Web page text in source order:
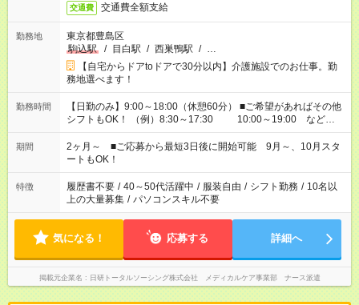
交通費 交通費全額支給
勤務地
東京都豊島区
駒込駅
/ 目白駅 / 西巣鴨駅 / …
【自宅からドアtoドアで30分以内】介護施設でのお仕事。勤
務地選べます！
勤務時間
【日勤のみ】9:00～18:00（休憩60分） ■ご希望があればその他
シフトもOK！ （例）8:30～17:30 10:00～19:00 など
「家族とお休みを合わせたい」 「できれば残業はしたくない」
など、あなたのご希望に沿ったお仕事をご紹介します！ ※Wワ
ーク希望の方へ 今ご覧のお仕事で希望する勤務時間と、もう1つ
のお仕事の勤務時間。 合計で週40時間を超える場合は応募でき
ません
期間
2ヶ月～ ■ご応募から最短3日後に開始可能 9月～、10月スタ
ートもOK！
特徴 履歴書不要 / 40～50代活躍中 / 服装自由 / シフト勤務 / 10名以
上の大量募集 / パソコンスキル不要
気になる！ 応募する 詳細へ
掲載元企業名 日研トータルソーシング株式会社 メディカルケア事業部 ナース派遣